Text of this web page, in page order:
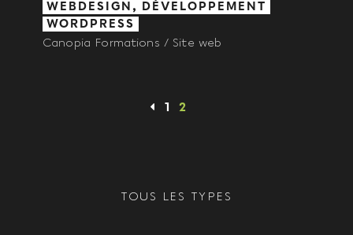
WEBDESIGN, DÉVELOPPEMENT
WORDPRESS
Canopia Formations / Site web
1 2
TOUS LES TYPES